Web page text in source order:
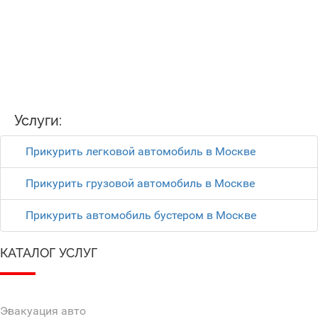
Услуги:
Прикурить легковой автомобиль в Москве
Прикурить грузовой автомобиль в Москве
Прикурить автомобиль бустером в Москве
КАТАЛОГ УСЛУГ
Эвакуация авто